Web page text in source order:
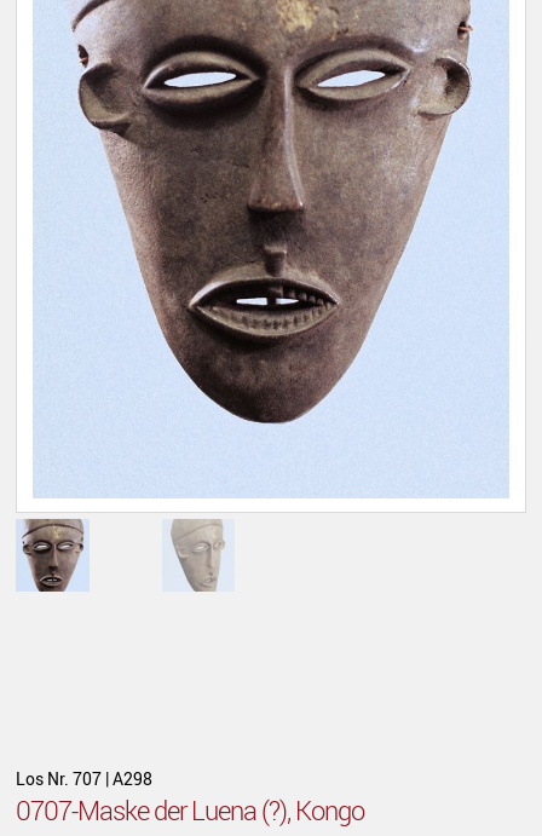
Los Nr. 707 | A298
0707-Maske der Luena (?), Kongo